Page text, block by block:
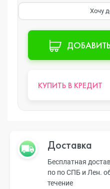
Хочу
КУПИТЬ В КРЕДИТ
Доставка
Бесплатная
по по СПБ и Лен.
течение